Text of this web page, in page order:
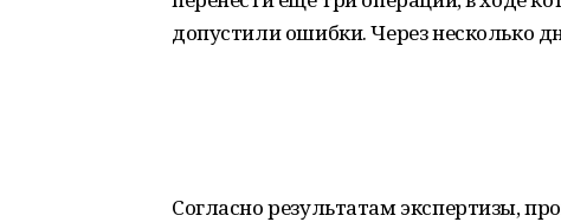
допустили ошибки. Через несколько
Согласно результатам экспертизы,